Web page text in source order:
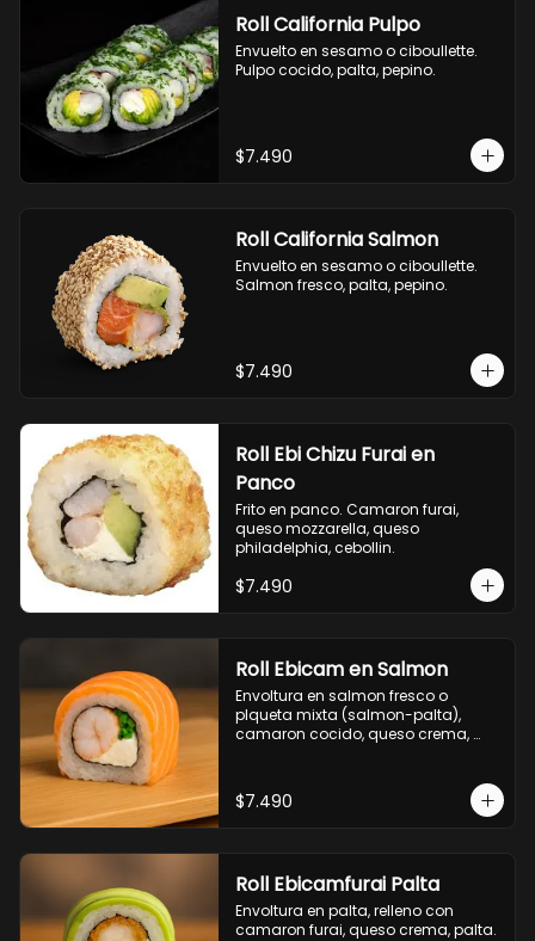
Roll California Pulpo
Envuelto en sesamo o ciboullette.
Pulpo cocido, palta, pepino.
$7.490
Roll California Salmon
Envuelto en sesamo o ciboullette.
Salmon fresco, palta, pepino.
$7.490
Roll Ebi Chizu Furai en
Panco
Frito en panco. Camaron furai,
queso mozzarella, queso
philadelphia, cebollin.
$7.490
Roll Ebicam en Salmon
Envoltura en salmon fresco o
plqueta mixta (salmon-palta),
camaron cocido, queso crema,
$7.490
Roll Ebicamfurai Palta
Envoltura en palta, relleno con
camaron furai, queso crema, palta.